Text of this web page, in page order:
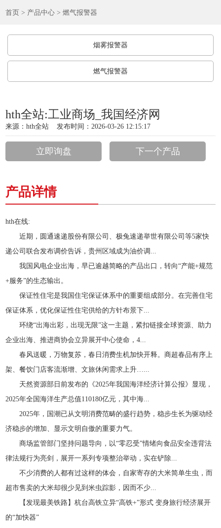
首页 > 产品中心 >燃气报警器
烟雾报警器
燃气报警器
hth全站:工业商场_我国经济网
来源：hth全站 发布时间：2026-03-26 12:15:17
立即询盘 下一个产品
产品详情
hth在线:
近期，圆通速递股份有限公司、极兔速递举世有限公司等5家快
递公司联合发布调价告诉，贵州区域成为油价调...
我国风电企业出海，早已逾越简略的产品出口，转向“产能+规范
+服务”的生态输出。
保证性住宅是我国住宅保证体系中的重要组成部分。在完善住宅
保证体系，优化保证性住宅供给的方针布景下...
环绕“出海出彩，出现无限”这一主题，紧扣链接全球资源、助力
企业出海、推进商协会立异展开中心使命，4...
春风送暖，万物复苏，春日消费生机加快开释。商超春品有序上
架、餐饮门店客流渐增、文旅休闲需求上升…...
天然资源部日前发布的《2025年我国海洋经济计算公报》显现，
2025年全国海洋生产总值110180亿元，其中海...
2025年，国潮已从文明消费范畴的盛行趋势，稳步生长为驱动经
济稳步的增加、显示文明自傲的重要力气。
商场监管部门坚持问题导向，以“零忍受”情绪向食品安全违背法
律法规行为亮剑，展开一系列专项整治举动，实在铲除...
不少消费的人都有过这样的体会，自家寄存的大米简单生虫，而
超市售卖的大米却很少见到米虫踪影，因而不少...
【发现最美铁路】杭台高铁立异“高铁+”形式 变身旅行经济展开
的“加快器”